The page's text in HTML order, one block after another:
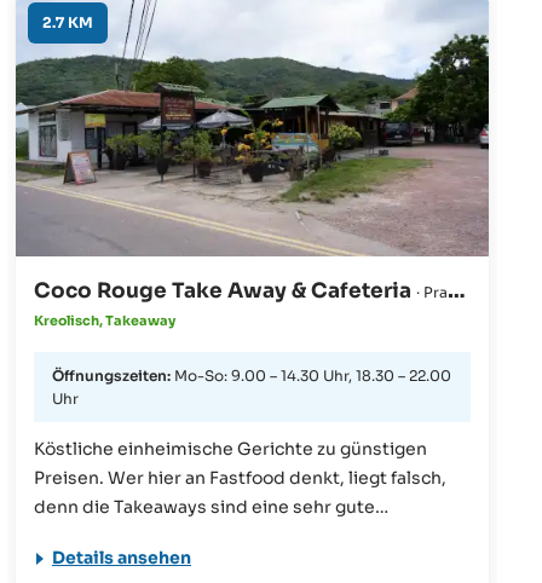
Auszeit zwischendurch: Die Roots Juicery ist eine
grüne Oase für bewusste Genießer.
2.7 KM
Coco Rouge Take Away & Cafeteria · Praslin
Kreolisch, Takeaway
Öffnungszeiten: Mo-So: 9.00 – 14.30 Uhr, 18.30 – 22.00
Uhr
Köstliche einheimische Gerichte zu günstigen
Preisen. Wer hier an Fastfood denkt, liegt falsch,
denn die Takeaways sind eine sehr gute
Details ansehen